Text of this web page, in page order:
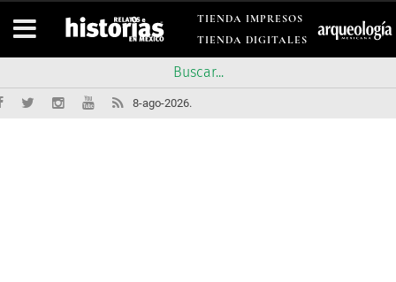
TIENDA IMPRESOS
TIENDA DIGITALES
8-ago-2026.